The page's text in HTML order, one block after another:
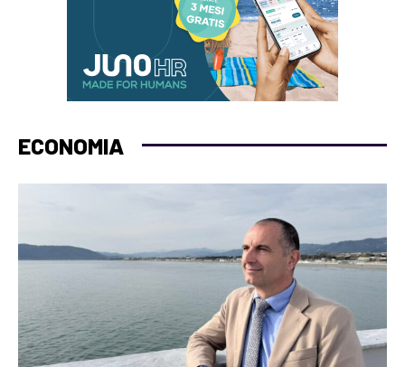
ECONOMIA